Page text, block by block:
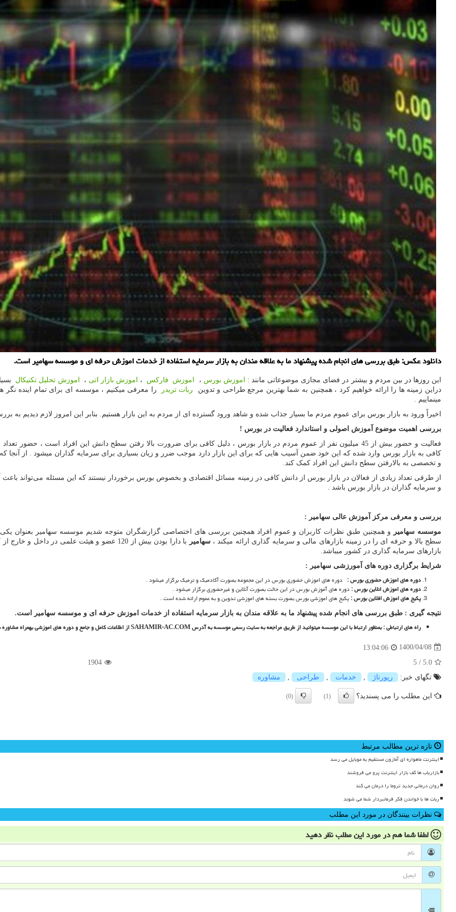
دانلود عكس: طبق بررسی های انجام شده پیشنهاد ما به علاقه مندان به بازار سرمایه استفاده از خدمات اموزش حرفه ای و موسسه سهامیر است.
این روزها در بین مردم و بیشتر در فضای مجازی موضوعاتی مانند : اموزش بورس ، اموزش فارکس ، اموزش بازار اتی ، اموزش تحلیل تکنیکال
دراین زمینه ها را ارائه خواهیم کرد ، همچنین به شما بهترین مرجع طراحی و تدوین ربات تریدر
را معرفی میکنیم ، موسسه ای برای تمام اینده
مینماییم .
اخیرا‌ً ورود به بازار بورس برای عموم مردم ما بسیار جذاب شده و شاهد ورود گسترده ای از مردم به این بازار هستیم. بنابر این امروز لازم دیدیم به
بررسی اهمیت موضوع آموزش اصولی و استاندارد فعالیت در بورس !
فعالیت و حضور بیش از 45 میلیون نفر از عموم مردم در بازار بورس ، دلیل کافی برای ضرورت بالا رفتن سطح دانش این افراد است ،
کافی به بازار بورس وارد شده که این خود ضمن آسیب هایی که برای این بازار دارد موجب ضرر و زیان بسیاری برای سرمایه گذاران میشود . از آنجا که
و تخصصی به بالارفتن سطح دانش این افراد کمک کند.
از طرفی تعداد زیادی از فعالان در بازار بورس از دانش کافی در زمینه مسائل اقتصادی و بخصوص بورس برخوردار نیستند که این مسئله می‌تواند
و سرمایه گذاران در بازار بورس باشد .
بررسی و معرفی مرکز آموزش عالی سهامیر :
موسسه سهامیر
و همچنین طبق نظرات کاربران و عموم افراد همچنین بررسی های اختصاصی گزارشگران متوجه شدیم موسسه سهامیر بعنوان
سطح بالا و حرفه ای را در زمینه بازارهای مالی و سرمایه گذاری ارائه میکند ،سهامیر
با دارا بودن بیش از 120 عضو و هیئت علمی
بازارهای سرمایه گذاری در کشور میباشد.
شرایط برگزاری دوره های آمورزشی سهامیر :
دوره های اموزش حضوری بورس : دوره های اموزش حضوری بورس در این مجموعه بصورت آکادمیک و ترمیک برگزار میشود .
دوره های اموزش انلاین بورس :دوره های آموزش بورس در این حالت بصورت آنلاین و غیرحضوری برگزار میشود .
پکیج های اموزش افلاین بورس :پکیج های اموزشی بورس بصورت بسته های اموزشی تدوین و به عموم ارائه شده است .
نتیجه گیری : طبق بررسی های انجام شده پیشنهاد ما به علاقه مندان به بازار سرمایه استفاده از خدمات اموزش حرفه ای و موسسه سهامیر است.
راه های ارتباطی : بمنظور ارتباط با این موسسه میتوانید از طریق مراجعه به سایت رسمی موسسه به آدرسSAHAMIR-AC.COMاز اطلاعات کامل و جامع و دوره های اموزشی بهمراه
1400/04/08
13:04:06
5.0
/
5
1904
تگهای خبر:
رپورتاژ , خدمات , طراحی , مشاوره
این مطلب را می پسندید؟ (1)
(0)
تازه ترین مطالب مرتبط
اینترنت ماهواره ای آمازون مستقیم به موبایل می رسد
بازاریاب ها کف بازار اینترنت پرو می فروشند
روان درمانی جدید تروما را درمان می کند
ربات ها با خواندن فکر فرمانبردار شما می شوند
نظرات بینندگان در مورد این مطلب
لطفا شما همدر مورد این مطلبنظر دهید